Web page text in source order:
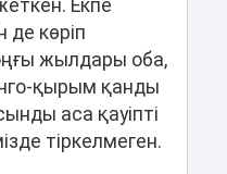
Екпе
де көріп
жылдары оба,
қырым қанды
аса қауiптi
тіркелмеген.